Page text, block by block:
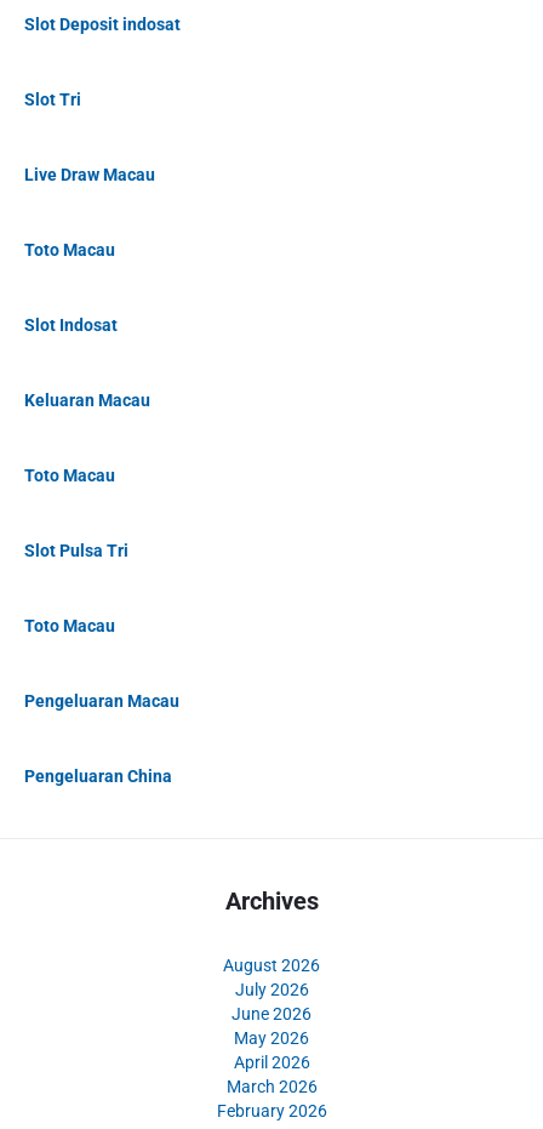
Slot Deposit indosat
Slot Tri
Live Draw Macau
Toto Macau
Slot Indosat
Keluaran Macau
Toto Macau
Slot Pulsa Tri
Toto Macau
Pengeluaran Macau
Pengeluaran China
Archives
August 2026
July 2026
June 2026
May 2026
April 2026
March 2026
February 2026